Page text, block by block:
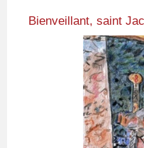
Bienveillant, saint